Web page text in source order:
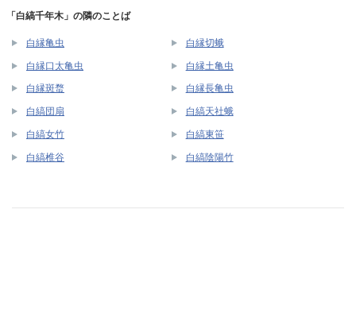
「白縞千年木」の隣のことば
白縁亀虫 白縁切蛾
白縁口太亀虫 白縁土亀虫
白縁斑蝥 白縁長亀虫
白縞団扇 白縞天社蛾
白縞女竹 白縞東笹
白縞椎谷 白縞陰陽竹